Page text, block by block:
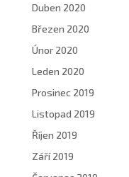
Duben 2020
Březen 2020
Únor 2020
Leden 2020
Prosinec 2019
Listopad 2019
Říjen 2019
Září 2019